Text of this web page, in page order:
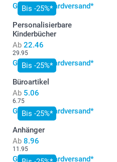
Gratis Standardversand*
Bis -25%*
Personalisierbare
Kinderbücher
Ab 22.46
29.95
Gratis Standardversand*
Bis -25%*
Büroartikel
Ab 5.06
6.75
Gratis Standardversand*
Bis -25%*
Anhänger
Ab 8.96
11.95
Gratis Standardversand*